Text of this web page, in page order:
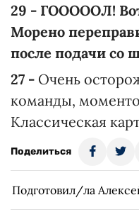
29 - ГОООООЛ!
Морено
после подачи со
27 - Очень
команды,
Классическая
Поделиться
Подготовил/ла